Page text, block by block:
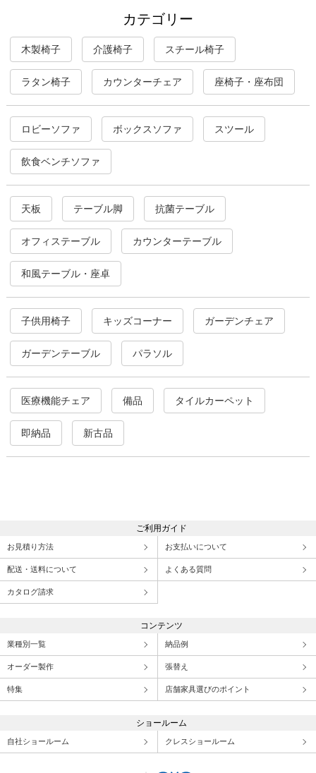
カテゴリー
木製椅子 介護椅子 スチール椅子
ラタン椅子 カウンターチェア 座椅子・座布団
ロビーソファ ボックスソファ スツール
飲食ベンチソファ
天板 テーブル脚 抗菌テーブル
オフィステーブル カウンターテーブル
和風テーブル・座卓
子供用椅子 キッズコーナー ガーデンチェア
ガーデンテーブル パラソル
医療機能チェア 備品 タイルカーペット
即納品 新古品
ご利用ガイド
お見積り方法 お支払いについて
配送・送料について よくある質問
カタログ請求
コンテンツ
業種別一覧 納品例
オーダー製作 張替え
特集 店舗家具選びのポイント
ショールーム
自社ショールーム クレスショールーム